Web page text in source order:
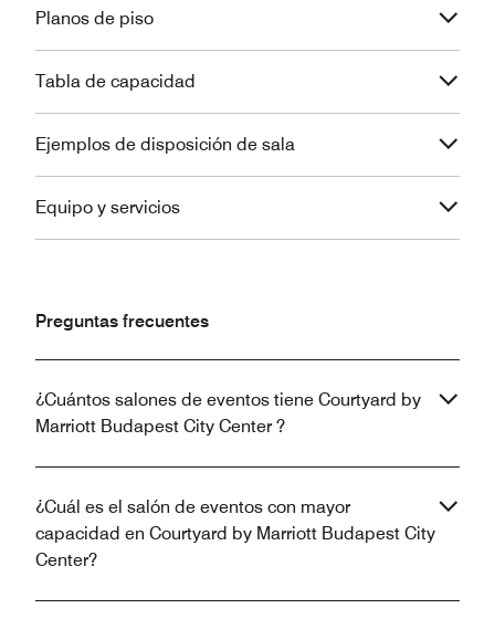
Planos de piso
Tabla de capacidad
Ejemplos de disposición de sala
Equipo y servicios
Preguntas frecuentes
¿Cuántos salones de eventos tiene Courtyard by
Marriott Budapest City Center ?
¿Cuál es el salón de eventos con mayor
capacidad en Courtyard by Marriott Budapest City
Center?